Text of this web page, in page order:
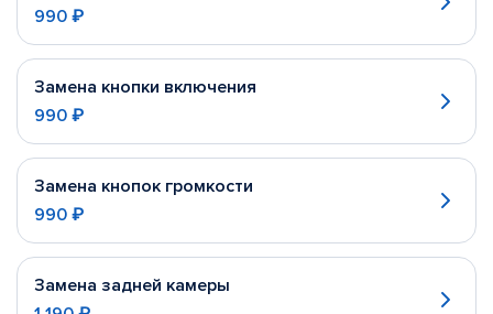
990 ₽
Замена кнопки включения
990 ₽
Замена кнопок громкости
990 ₽
Замена задней камеры